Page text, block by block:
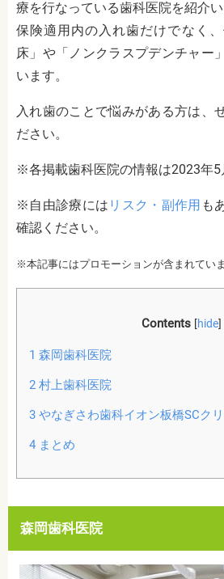
療を行なっている歯科医院を紹介い
保険適用内の入れ歯だけでなく
床」や「ノンクラスプデンチャー
います。
入れ歯のことで悩みがある方は、
ださい。
※各掲載歯科医院の情報は2023年5
※自由診療には リスク・副作用 も
確認ください。
※本記事にはプロモーションが含まれてい
Contents [hide]
1 森岡歯科医院
2村上歯科医院
3やなぎさわ歯科イオン板橋SCク
4まとめ
森岡歯科医院